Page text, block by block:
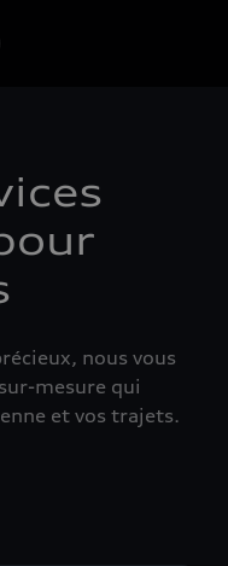
nous vous
mesure qui
et vos trajets.